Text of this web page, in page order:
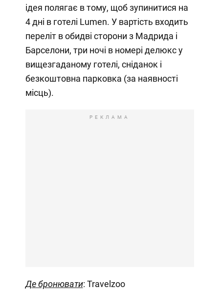
ідея полягає в тому, щоб зупинитися на
4 дні в готелі Lumen. У вартість входить
переліт в обидві сторони з Мадрида і
Барселони, три ночі в номері делюкс у
вищезгаданому готелі, сніданок і
безкоштовна парковка (за наявності
місць).
РЕКЛАМА
Де бронювати: Travelzoo